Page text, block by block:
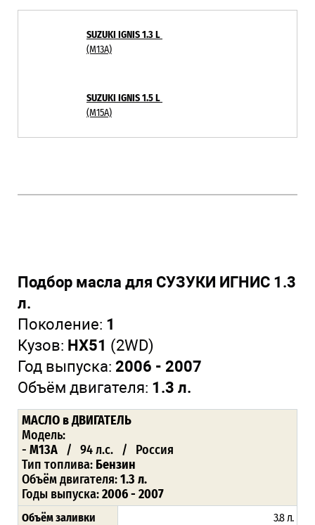
SUZUKI IGNIS 1.3 L
(M13A)
SUZUKI IGNIS 1.5 L
(M15A)
Подбор масла для СУЗУКИ ИГНИС 1.3
л.
Поколение: 1
Кузов: HX51 (2WD)
Год выпуска: 2006 - 2007
Объём двигателя: 1.3 л.
МАСЛО в ДВИГАТЕЛЬ
Модель:
- M13A / 94 л.с. / Россия
Тип топлива: Бензин
Объём двигателя:1.3 л.
Годы выпуска:2006 - 2007
Объём заливки 3.8 л.